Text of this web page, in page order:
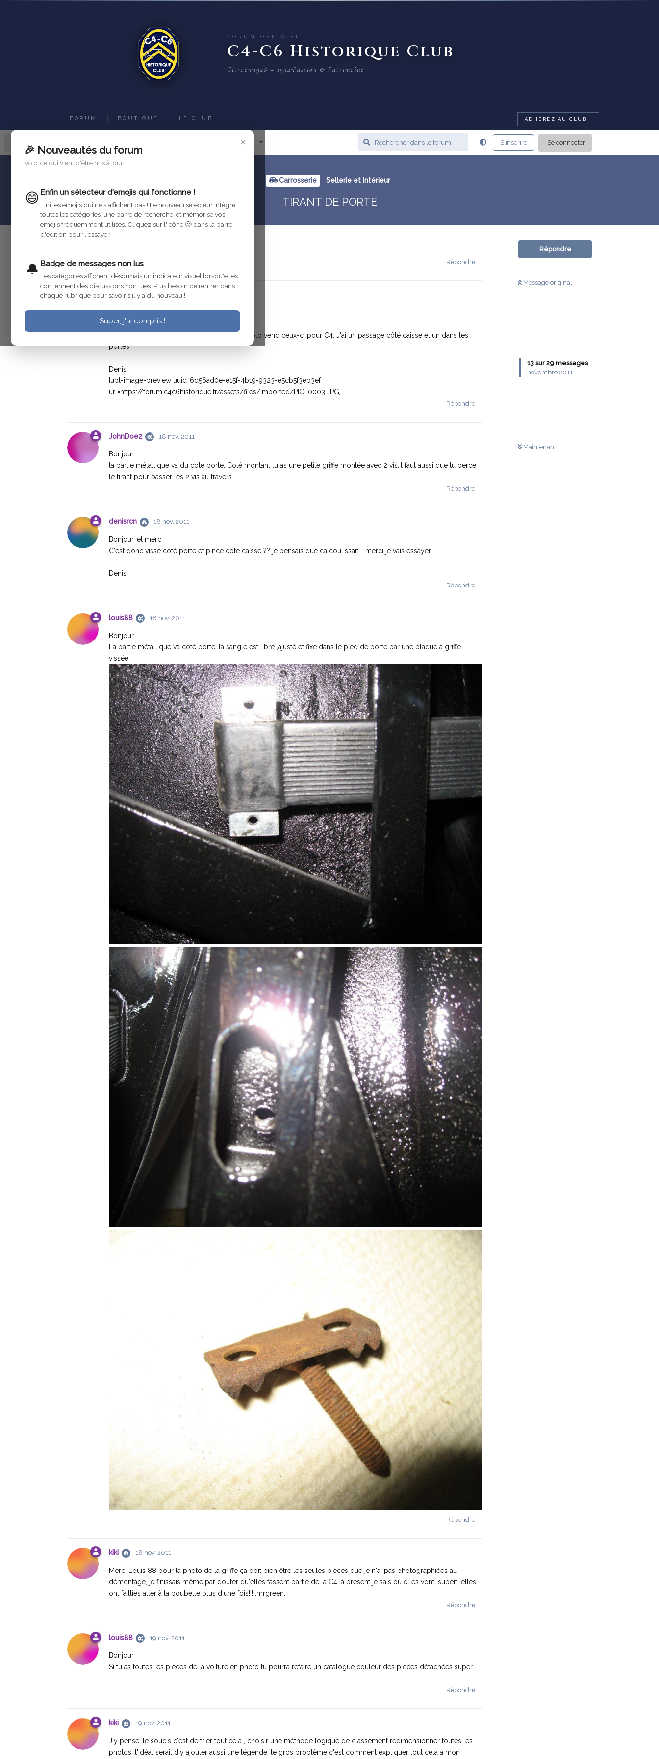
FORUM OFFICIEL
C4-C6 Historique Club
Citroën 1928 – 1934 Passion & Patrimoine
FORUM BOUTIQUE LE CLUB ADHÉREZ AU CLUB !
×
🎉 Nouveautés du forum
Voici ce qui vient d'être mis à jour
😄 Enfin un sélecteur d'emojis qui fonctionne !
Fini les emojis qui ne s'affichent pas ! Le nouveau sélecteur intègre
toutes les catégories, une barre de recherche, et mémorise vos
emojis fréquemment utilisés. Cliquez sur l'icône 🙂 dans la barre
d'édition pour l'essayer !
🔔 Badge de messages non lus
Les catégories affichent désormais un indicateur visuel lorsqu'elles
contiennent des discussions non lues. Plus besoin de rentrer dans
chaque rubrique pour savoir s'il y a du nouveau !
Super, j'ai compris !
Accès Rapide S'inscrire Se connecter
Carrosserie Sellerie et Intérieur
TIRANT DE PORTE
Répondre
Message original
13 sur 29 messages
novembre 2011
Maintenant
Répondre
denisrcn 17 nov. 2011
Bonsoir,
Savez-vous comment ça se monte ?? Dépanoto vend ceux-ci pour C4. J'ai un passage côté caisse et un dans les
portes.
Denis
[upl-image-preview uuid=6d56ad0e-e15f-4b19-9323-e5cb5f3eb3ef
url=https://forum.c4c6historique.fr/assets/files/imported/PICT0003.JPG]
Répondre
JohnDoe2 18 nov. 2011
Bonjour,
la partie métallique va du coté porte. Coté montant tu as une petite griffe montée avec 2 vis.il faut aussi que tu perce
le tirant pour passer les 2 vis au travers.
Répondre
denisrcn 18 nov. 2011
Bonjour, et merci
C'est donc vissé coté porte et pincé coté caisse ?? je pensais que ca coulissait .. merci je vais essayer
Denis
Répondre
louis88 18 nov. 2011
Bonjour
La partie métallique va coté porte, la sangle est libre ,ajusté et fixé dans le pied de porte par une plaque à griffe
vissée .
Répondre
kiki 18 nov. 2011
Merci Louis 88 pour la photo de la griffe ça doit bien être les seules pièces que je n'ai pas photographiées au
démontage, je finissais même par douter qu'elles fassent partie de la C4, à présent je sais où elles vont :super:, elles
ont faillies aller à la poubelle plus d'une fois!!! :mrgreen:
Répondre
louis88 19 nov. 2011
Bonjour
Si tu as toutes les piéces de la voiture en photo tu pourra refaire un catalogue couleur des piéces détachées super
......
Répondre
kiki 19 nov. 2011
J'y pense ,le soucis c'est de trier tout cela , choisir une méthode logique de classement redimensionner toutes les
photos, l'idéal serait d'y ajouter aussi une légende, le gros problème c'est comment expliquer tout cela à mon